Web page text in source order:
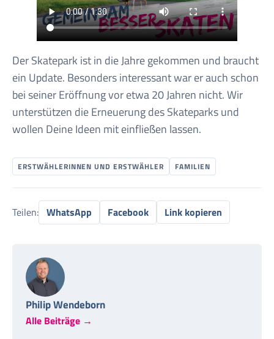
Der Skatepark ist in die Jahre gekommen und braucht
ein Update. Besonders interessant war er auch schon
bei seiner Eröffnung vor etwa 20 Jahren nicht. Wir
unterstützen die Erneuerung des Skateparks und
wollen Deine Ideen mit einfließen lassen.
ERSTWÄHLERINNEN UND ERSTWÄHLER FAMILIEN
Teilen: WhatsApp Facebook Link kopieren
Philip Wendeborn
Alle Beiträge →